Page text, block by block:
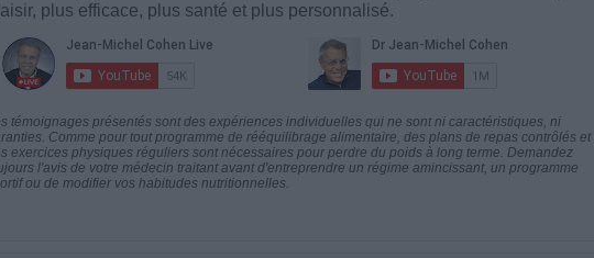
plus efficace, plus santé et plus personnalisé.
témoignages présentés sont des expériences individuelles qui ne sont ni caractéristiques, ni
Comme pour tout programme de rééquilibrage alimentaire, des plans de repas contrôlés et
exercices physiques réguliers sont nécessaires pour perdre du poids à long terme. Demandez
l'avis de votre médecin traitant avant d'entreprendre un régime amincissant, un programme
ou de modifier vos habitudes nutritionnelles.